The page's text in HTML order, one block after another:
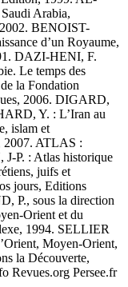
Arabia,
BENOIST-
d’un Royaume,
DAZI-HENI, F.
Le temps des
la Fondation
2006. DIGARD,
Y. : L’Iran au
islam et
2007. ATLAS :
P. : Atlas historique
juifs et
jours, Editions
P., sous la direction
Orient et du
1994. SELLIER
Moyen-Orient,
la Découverte,
Revues.org Persee.fr